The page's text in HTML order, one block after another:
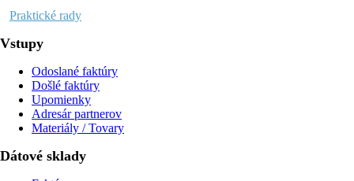
Praktické rady
Vstupy
Odoslané faktúry
Došlé faktúry
Upomienky
Adresár partnerov
Materiály / Tovary
Dátové sklady